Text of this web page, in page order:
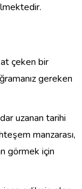
çeken bir
gereken
uzanan tarihi
manzarası,
görmek için